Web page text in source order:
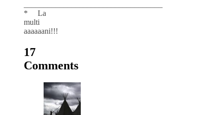
* La
multi
aaaaaani!!!
17
Comments